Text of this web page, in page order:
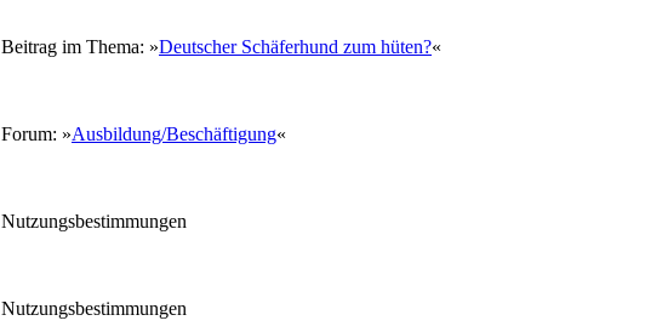
Beitrag im Thema: »Deutscher Schäferhund zum hüten?«
Forum: »Ausbildung/Beschäftigung«
Nutzungsbestimmungen
Nutzungsbestimmungen